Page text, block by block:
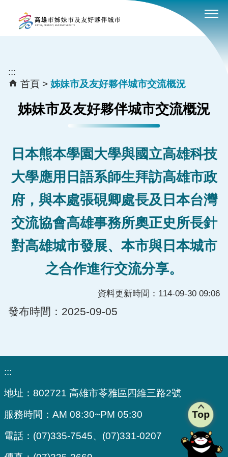
跳到主要內容區塊
:::
:::
姊妹市及友好夥伴城市交流概況
首頁 姊妹市及友好夥伴城市交流概況
日本熊本學園大學與國立高雄科技
大學應用日語系師生拜訪高雄市政
府，與本處張硯卿處長及日本台灣
交流協會高雄事務所奧正史所長針
對高雄城市發展、本市與日本城市
之合作進行交流分享。
資料更新時間：114-09-30 09:06
發布時間：2025-09-05
:::
地址： 802721 高雄市苓雅區四維三路2號
服務時間： AM 08:30~PM 05:30
電話： (07)335-7545、(07)331-0207
Top